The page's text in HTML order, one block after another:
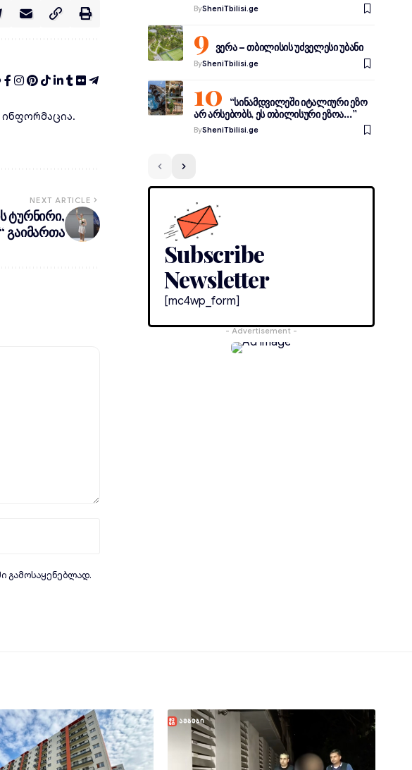
NEXT ARTICLE
ტურნირი,
გაიმართა
გამოსაყენებლად.
BySheniTbilisi.ge
ვერა – თბილისის უძველესი უბანი
BySheniTbilisi.ge
“სინამდვილეში იტალიური ეზო
არ არსებობს, ეს თბილისური ეზოა…”
BySheniTbilisi.ge
Subscribe
Newsletter
[mc4wp_form]
- Advertisement -